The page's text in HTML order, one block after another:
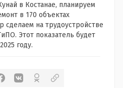
в Костанае, планируем
в 170 объектах
сделаем на трудоустройстве
Этот показатель будет
году.